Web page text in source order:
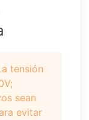
tensión
sean
evitar